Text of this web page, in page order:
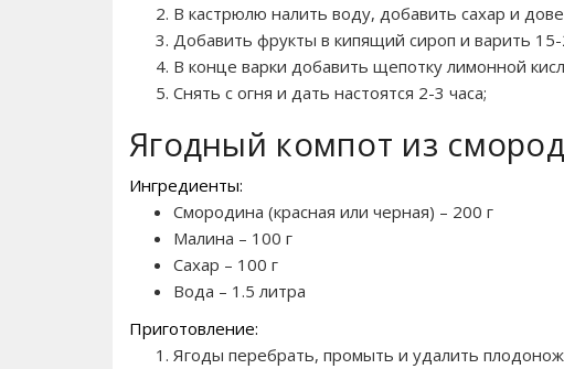
В кастрюлю налить воду, добавить сахар и
Добавить фрукты в кипящий сироп и варить
В конце варки добавить щепотку лимонной
Снять с огня и дать настоятся 2-3 часа;
Ягодный компот из
Ингредиенты:
Смородина (красная или черная) – 200 г
Малина – 100 г
Сахар – 100 г
Вода – 1.5 литра
Приготовление:
Ягоды перебрать, промыть и удалить